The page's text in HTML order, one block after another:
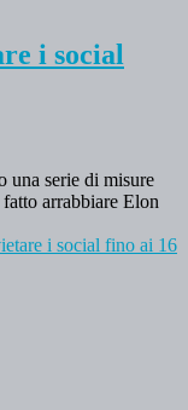
i social
una serie di misure
arrabbiare Elon
i social fino ai 16